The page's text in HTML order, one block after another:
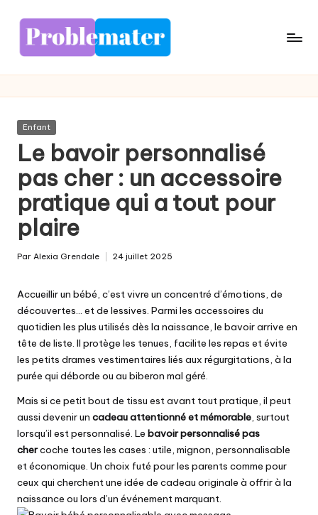
Posted
Enfant
Le bavoir personnalisé
pas cher : un accessoire
pratique qui a tout pour
plaire
Par Alexia Grendale 24 juillet 2025
Accueillir un bébé, c’est vivre un concentré d’émotions, de
découvertes… et de lessives. Parmi les accessoires du
quotidien les plus utilisés dès la naissance, le bavoir arrive en
tête de liste. Il protège les tenues, facilite les repas et évite
les petits drames vestimentaires liés aux régurgitations, à la
purée qui déborde ou au biberon mal géré.
Mais si ce petit bout de tissu est avant tout pratique, il peut
aussi devenir un cadeau attentionné et mémorable, surtout
lorsqu’il est personnalisé. Le bavoir personnalisé pas
chercoche toutes les cases : utile, mignon, personnalisable
et économique. Un choix futé pour les parents comme pour
ceux qui cherchent une idée de cadeau originale à offrir à la
naissance ou lors d’un événement marquant.